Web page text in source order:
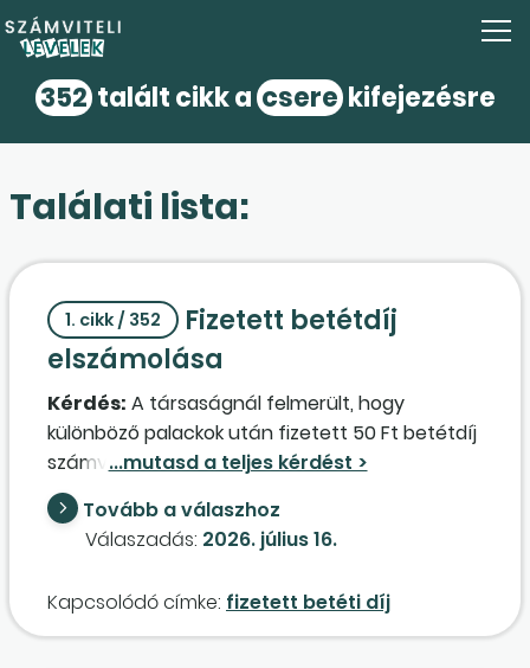
352talált cikk a cserekifejezésre
Találati lista:
1. cikk / 352
Fizetett betétdíj
elszámolása
Kérdés: A társaságnál felmerült, hogy
különböző palackok után fizetett 50 Ft betétdíj
számviteli elszámolása miként történik
beszerzéskor és visszaváltáskor, továbbá, ha a
beszerzett termékkel fizetett betétdíj
egyáltalán nem kerül visszaváltásra?
Tovább a válaszhoz
Válaszadás: 2026. július 16.
Kapcsolódó címke: fizetett betéti díj